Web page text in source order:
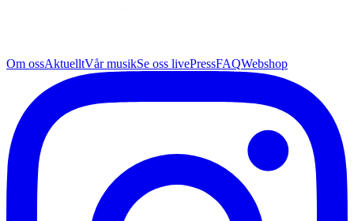
Om ossAktuelltVår musikSe oss livePressFAQWebshop